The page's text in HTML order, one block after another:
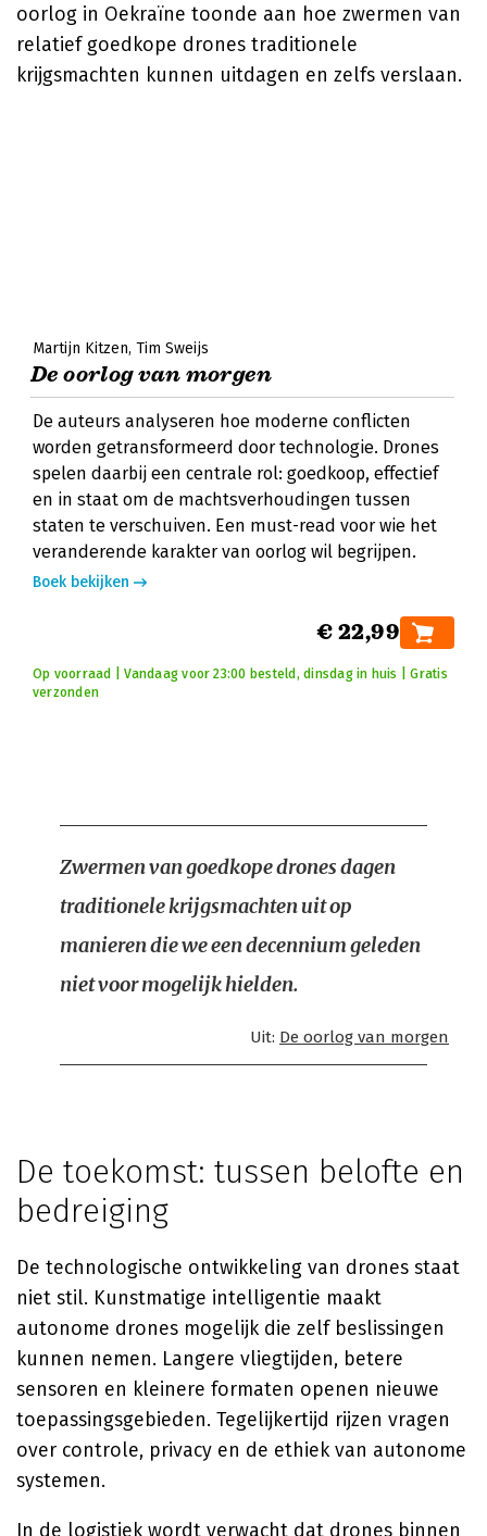
oorlog in Oekraïne toonde aan hoe zwermen van
relatief goedkope drones traditionele
krijgsmachten kunnen uitdagen en zelfs verslaan.
Martijn Kitzen Tim Sweijs
De oorlog van morgen
De auteurs analyseren hoe moderne conflicten
worden getransformeerd door technologie. Drones
spelen daarbij een centrale rol: goedkoop, effectief
en in staat om de machtsverhoudingen tussen
staten te verschuiven. Een must-read voor wie het
veranderende karakter van oorlog wil begrijpen.
Boek bekijken
€ 22,99
Op voorraad | Vandaag voor 23:00 besteld, dinsdag in huis | Gratis
verzonden
Zwermen van goedkope drones dagen
traditionele krijgsmachten uit op
manieren die we een decennium geleden
niet voor mogelijk hielden.
Uit: De oorlog van morgen
De toekomst: tussen belofte en
bedreiging
De technologische ontwikkeling van drones staat
niet stil. Kunstmatige intelligentie maakt
autonome drones mogelijk die zelf beslissingen
kunnen nemen. Langere vliegtijden, betere
sensoren en kleinere formaten openen nieuwe
toepassingsgebieden. Tegelijkertijd rijzen vragen
over controle, privacy en de ethiek van autonome
systemen.
In de logistiek wordt verwacht dat drones binnen